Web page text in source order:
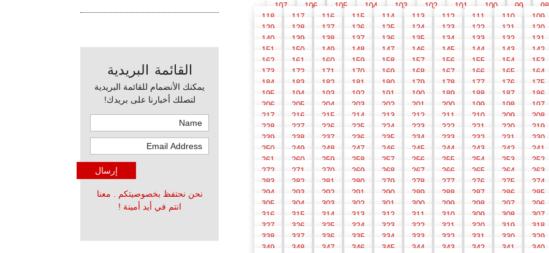
القائمة البريدية
يمكنك الأنضمام للقائمة البريدية
لتصلك أخبارنا على بريدك!
نحن نحتفظ بخصوصيتكم . معنا
انتم في أيد أمينة !
98
99
100
101
102
103
104
105
106
107
109
110
111
112
113
114
115
116
117
118
120
121
122
123
124
125
126
127
128
129
131
132
133
134
135
136
137
138
139
140
142
143
144
145
146
147
148
149
150
151
153
154
155
156
157
158
159
160
161
162
164
165
166
167
168
169
170
171
172
173
175
176
177
178
179
180
181
182
183
184
186
187
188
189
190
191
192
193
194
195
197
198
199
200
201
202
203
204
205
206
208
209
210
211
212
213
214
215
216
217
219
220
221
222
223
224
225
226
227
228
230
231
232
233
234
235
236
237
238
239
241
242
243
244
245
246
247
248
249
250
252
253
254
255
256
257
258
259
260
261
263
264
265
266
267
268
269
270
271
272
274
275
276
277
278
279
280
281
282
283
285
286
287
288
289
290
291
292
293
294
296
297
298
299
300
301
302
303
304
305
307
308
309
310
311
312
313
314
315
316
318
319
320
321
322
323
324
325
326
327
329
330
331
332
333
334
335
336
337
338
340
341
342
343
344
345
346
347
348
349